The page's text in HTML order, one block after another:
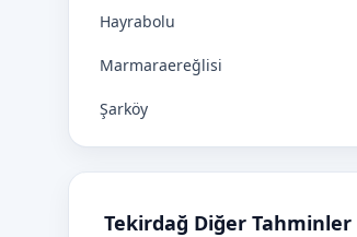
Hayrabolu
Marmaraereğlisi
Şarköy
Tekirdağ Diğer Tahminler